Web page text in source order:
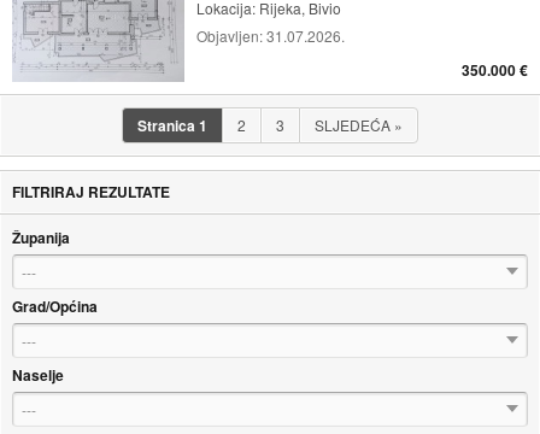
Lokacija: Rijeka, Bivio
Objavljen:31.07.2026.
350.000 €
Stranica1 2 3 SLJEDEĆA »
FILTRIRAJ REZULTATE
Županija
---
Grad/Općina
---
Naselje
---